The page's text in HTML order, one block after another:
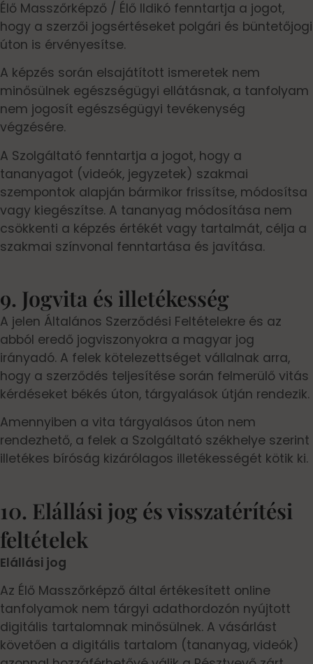
Élő Masszőrképző / Élő Ildikó fenntartja a jogot,
hogy a szerzői jogsértéseket polgári és büntetőjogi
úton is érvényesítse.
A képzés során elsajátított ismeretek nem
minősülnek egészségügyi ellátásnak, a tanfolyam
nem jogosít egészségügyi tevékenység
végzésére.
A Szolgáltató fenntartja a jogot, hogy a
tananyagot (videók, jegyzetek) szakmai
szempontok alapján bármikor frissítse, módosítsa
vagy kiegészítse. A tananyag módosítása nem
csökkenti a képzés értékét vagy tartalmát, célja a
szakmai színvonal fenntartása és javítása.
9. Jogvita és illetékesség
A jelen Általános Szerződési Feltételekre és az
abból eredő jogviszonyokra a magyar jog
irányadó. A felek kötelezettséget vállalnak arra,
hogy a szerződés teljesítése során felmerülő vitás
kérdéseket békés úton, tárgyalások útján rendezik.
Amennyiben a vita tárgyalásos úton nem
rendezhető, a felek a Szolgáltató székhelye szerint
illetékes bíróság kizárólagos illetékességét kötik ki.
10. Elállási jog és visszatérítési
feltételek
Elállási jog
Az Élő Masszőrképző által értékesített online
tanfolyamok nem tárgyi adathordozón nyújtott
digitális tartalomnak minősülnek. A vásárlást
követően a digitális tartalom (tananyag, videók)